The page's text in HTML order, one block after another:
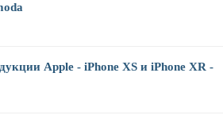
Apple - iPhone XS и iPhone XR -